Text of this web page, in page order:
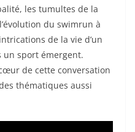
les tumultes de la
du swimrun à
de la vie d’un
un sport émergent.
de cette conversation
thématiques aussi